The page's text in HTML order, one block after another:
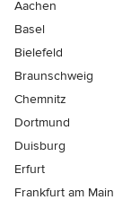
Aachen
Basel
Bielefeld
Braunschweig
Chemnitz
Dortmund
Duisburg
Erfurt
Frankfurt am Main